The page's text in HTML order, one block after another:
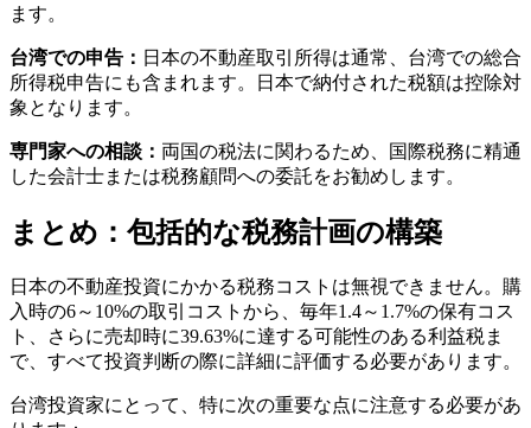
ます。
台湾での申告： 日本の不動産取引所得は通常、台湾での総合
所得税申告にも含まれます。日本で納付された税額は控除対
象となります。
専門家への相談： 両国の税法に関わるため、国際税務に精通
した会計士または税務顧問への委託をお勧めします。
まとめ：包括的な税務計画の構築
日本の不動産投資にかかる税務コストは無視できません。購
入時の6～10%の取引コストから、毎年1.4～1.7%の保有コス
ト、さらに売却時に39.63%に達する可能性のある利益税ま
で、すべて投資判断の際に詳細に評価する必要があります。
台湾投資家にとって、特に次の重要な点に注意する必要があ